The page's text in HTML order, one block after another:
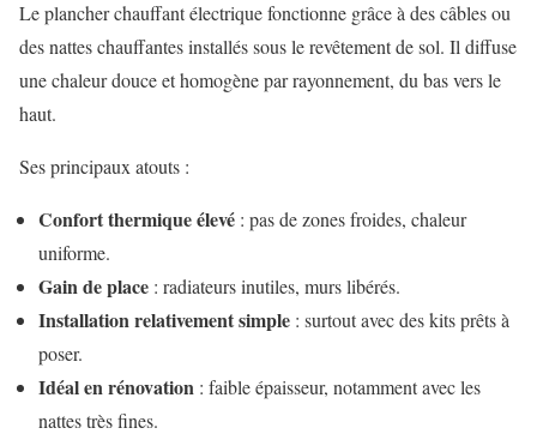
Le plancher chauffant électrique fonctionne grâce à des câbles ou
des nattes chauffantes installés sous le revêtement de sol. Il diffuse
une chaleur douce et homogène par rayonnement, du bas vers le
haut.
Ses principaux atouts :
Confort thermique élevé : pas de zones froides, chaleur
uniforme.
Gain de place : radiateurs inutiles, murs libérés.
Installation relativement simple : surtout avec des kits prêts à
poser.
Idéal en rénovation : faible épaisseur, notamment avec les
nattes très fines.